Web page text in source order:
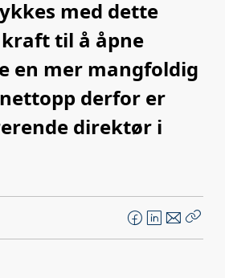
med dette
til å åpne
en mer mangfoldig
derfor er
direktør i
F
L
E
Kopier